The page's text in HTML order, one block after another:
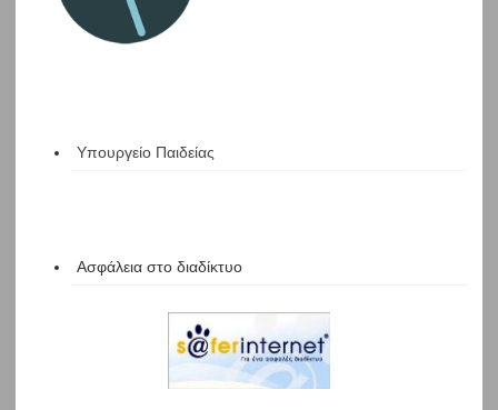
Υπουργείο Παιδείας
Ασφάλεια στο διαδίκτυο